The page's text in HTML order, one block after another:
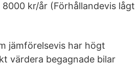
kr/år (Förhållandevis lågt
jämförelsevis har högt
värdera begagnade bilar